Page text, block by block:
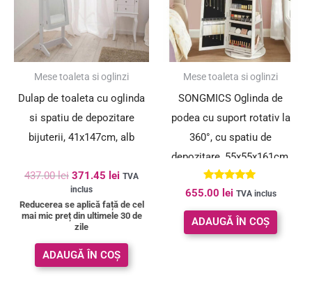
SUPER PREȚ!
Mese toaleta si oglinzi
Dulap de toaleta cu oglinda
si spatiu de depozitare
bijuterii, 41x147cm, alb
437.00lei 371.45 lei TVA
inclus
Reducerea se aplică față de cel
mai mic preț din ultimele 30 de
zile
ADAUGĂ ÎN COȘ
Mese toaleta si oglinzi
SONGMICS Oglinda de
podea cu suport rotativ la
360°, cu spatiu de
depozitare, 55x55x161cm,
alb cenusiu
Evaluat la
5.00
din 5
655.00 lei TVA inclus
ADAUGĂ ÎN COȘ